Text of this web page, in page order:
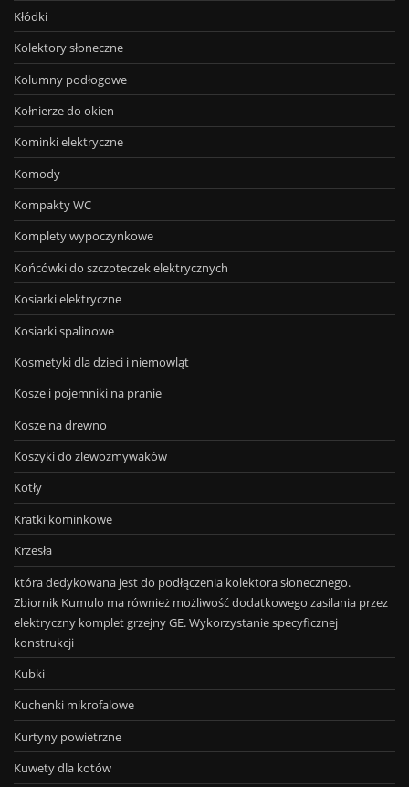
Kłódki
Kolektory słoneczne
Kolumny podłogowe
Kołnierze do okien
Kominki elektryczne
Komody
Kompakty WC
Komplety wypoczynkowe
Końcówki do szczoteczek elektrycznych
Kosiarki elektryczne
Kosiarki spalinowe
Kosmetyki dla dzieci i niemowląt
Kosze i pojemniki na pranie
Kosze na drewno
Koszyki do zlewozmywaków
Kotły
Kratki kominkowe
Krzesła
która dedykowana jest do podłączenia kolektora słonecznego.
Zbiornik Kumulo ma również możliwość dodatkowego zasilania przez
elektryczny komplet grzejny GE. Wykorzystanie specyficznej
konstrukcji
Kubki
Kuchenki mikrofalowe
Kurtyny powietrzne
Kuwety dla kotów